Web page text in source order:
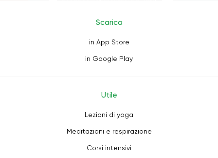
Scarica
in App Store
in Google Play
Utile
Lezioni di yoga
Meditazioni e respirazione
Corsi intensivi